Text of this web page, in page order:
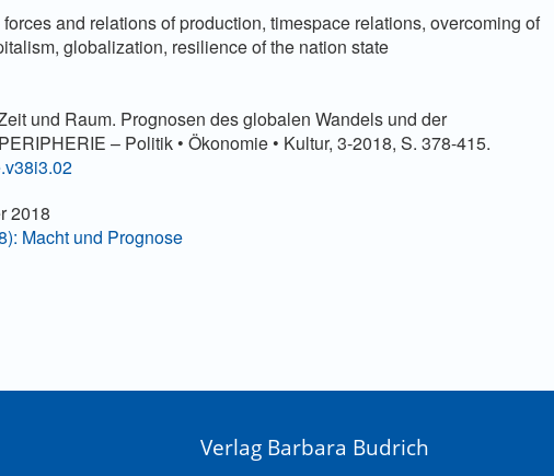
and relations of production, timespace relations, overcoming of
globalization, resilience of the nation state
und Raum. Prognosen des globalen Wandels und der
– Politik • Ökonomie • Kultur, 3-2018, S. 378-415.
2018
Macht und Prognose
Verlag Barbara Budrich